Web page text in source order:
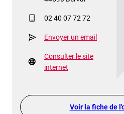
02 40 07 72 72
Envoyer un email
Consulter le site
internet
Voir la fiche de